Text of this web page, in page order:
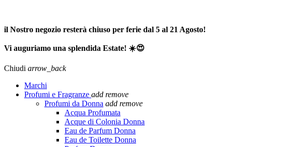
il Nostro negozio resterà chiuso per ferie dal 5 al 21 Agosto!
Vi auguriamo una splendida Estate! ☀️😍
Chiudi arrow_back
Marchi
Profumi e Fragranze add remove
Profumi da Donna add remove
Acqua Profumata
Acque di Colonia Donna
Eau de Parfum Donna
Eau de Toilette Donna